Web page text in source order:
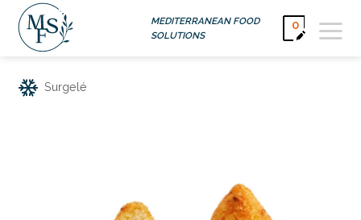
Passer
contenu
MEDITERRANEAN FOOD
SOLUTIONS
0
Surgelé